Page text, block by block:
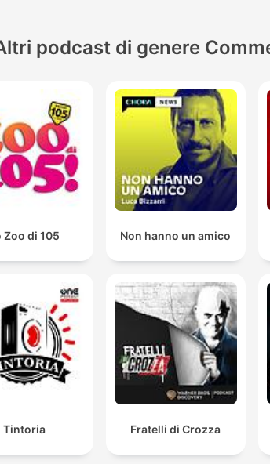
podcast di genere
Zoo di 105 Non hanno un amico
Tintoria Fratelli di Crozza